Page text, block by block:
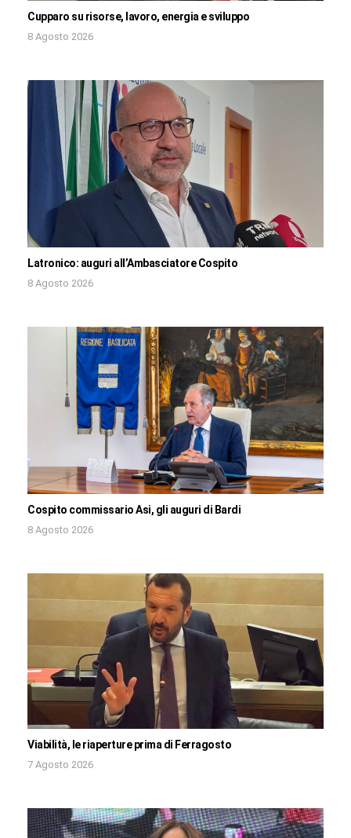
Cupparo su risorse, lavoro, energia e sviluppo
8 Agosto 2026
Latronico: auguri all’Ambasciatore Cospito
8 Agosto 2026
Cospito commissario Asi, gli auguri di Bardi
8 Agosto 2026
Viabilità, le riaperture prima di Ferragosto
7 Agosto 2026